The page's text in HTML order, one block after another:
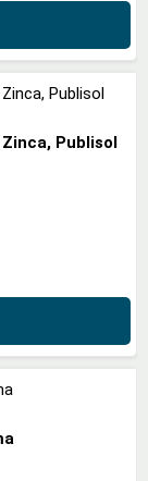
Publisol